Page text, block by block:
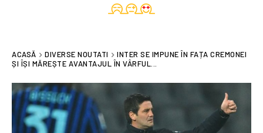
ACASĂ DIVERSE NOUTATI
INTER SE IMPUNE ÎN FAȚA CREMONEI
ȘI ÎȘI MĂREȘTE AVANTAJUL ÎN VÂRFUL...